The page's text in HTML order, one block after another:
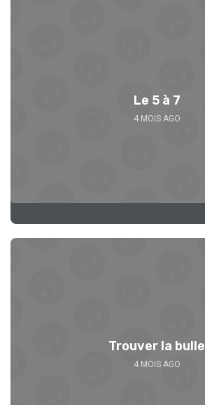
Le 5 à 7
4 MOIS AGO
Trouver la bulle
4 MOIS AGO